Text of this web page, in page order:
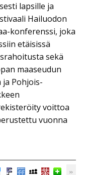
lapsille ja
Hailuodon
konferenssi, joka
etäisissä
sekä
maaseudun
Pohjois-
voittoa
vuonna